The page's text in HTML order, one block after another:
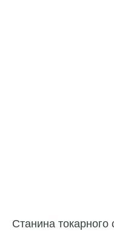
Станина токарного